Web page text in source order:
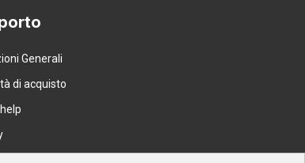
Generali
di acquisto